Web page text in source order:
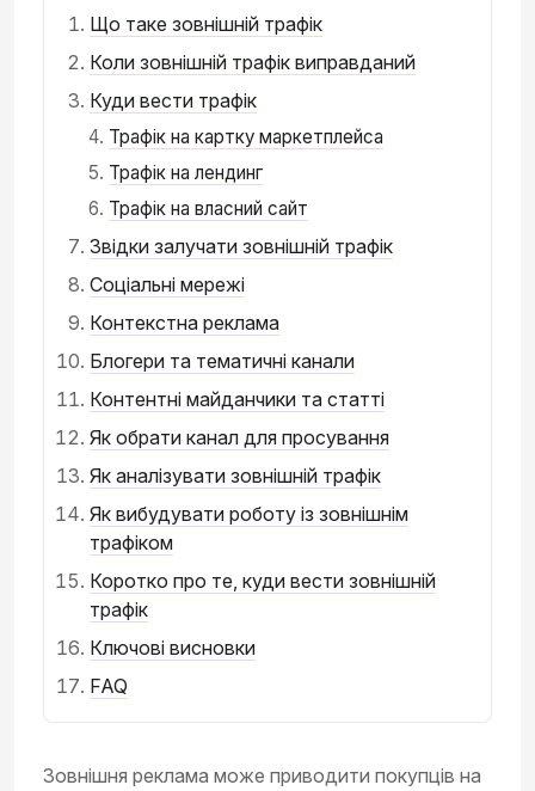
Що таке зовнішній трафік
Коли зовнішній трафік виправданий
Куди вести трафік
Трафік на картку маркетплейса
Трафік на лендинг
Трафік на власний сайт
Звідки залучати зовнішній трафік
Соціальні мережі
Контекстна реклама
Блогери та тематичні канали
Контентні майданчики та статті
Як обрати канал для просування
Як аналізувати зовнішній трафік
Як вибудувати роботу із зовнішнім
трафіком
Коротко про те, куди вести зовнішній
трафік
Ключові висновки
FAQ
Зовнішня реклама може приводити покупців на